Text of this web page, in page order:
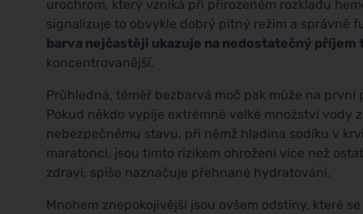
urochrom, který vzniká při přirozeném rozkladu
signalizuje to obvykle dobrý pitný režim a správně
barva nejčastěji ukazuje na nedostatečný příjem
koncentrovanější.
Průhledná, téměř bezbarvá moč pak může na
Pokud někdo vypije extrémně velké množství vody
nebezpečnému stavu, při němž hladina sodíku v
maratonci, jsou tímto rizikem ohroženi více než
zdraví, spíše naznačuje přehnané hydratování.
Mnohem znepokojivější jsou ovšem odstíny, které